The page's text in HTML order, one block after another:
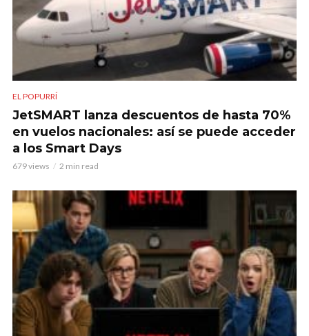
EL POPURRÍ
JetSMART lanza descuentos de hasta 70%
en vuelos nacionales: así se puede acceder
a los Smart Days
679 views 2 min read